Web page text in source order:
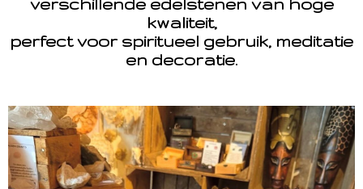
kwaliteit,
perfect voor spiritueel gebruik, meditatie
en decoratie.